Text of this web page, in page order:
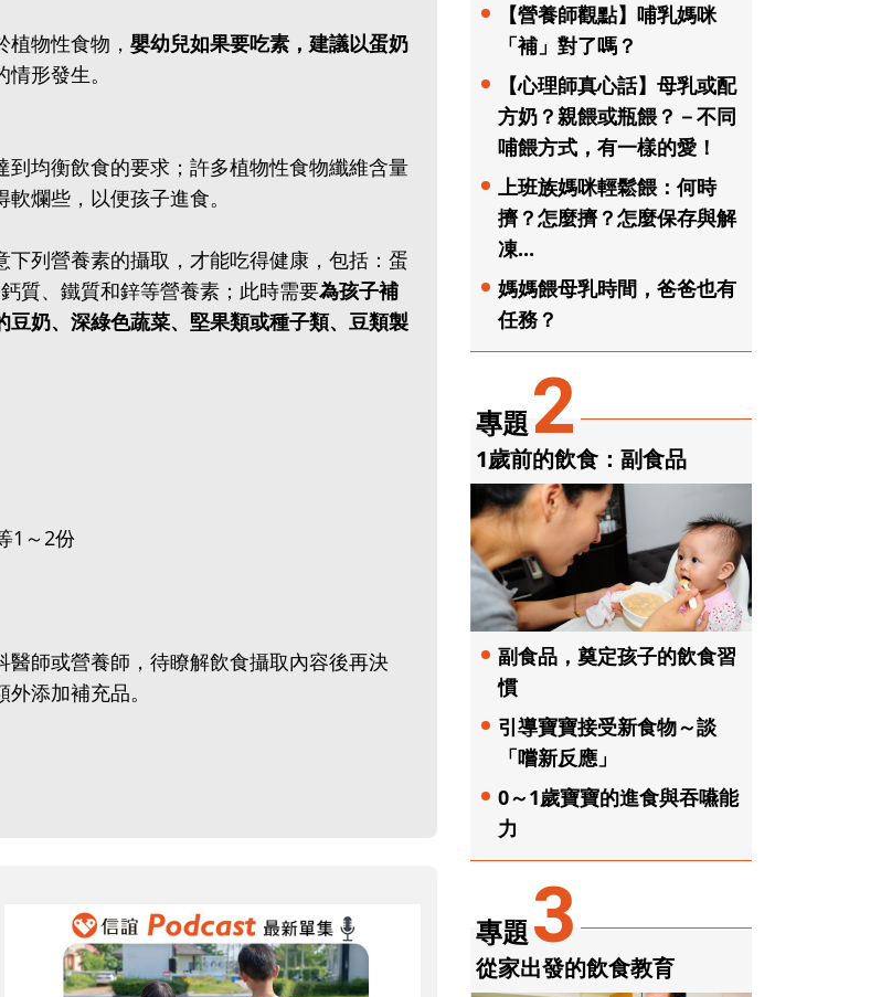
物性食物， 嬰幼兒如果要吃素，建議以蛋奶
形發生。
均衡飲食的要求；許多植物性食物纖維含量
爛些，以便孩子進食。
列營養素的攝取，才能吃得健康，包括：蛋
質、鐵質和鋅等營養素；此時需要為孩子補
奶、深綠色蔬菜、堅果類或種子類、豆類製
1～2份
師或營養師，待瞭解飲食攝取內容後再決
添加補充品。
【營養師觀點】哺乳媽咪
「補」對了嗎？
【心理師真心話】母乳或配
方奶？親餵或瓶餵？－不同
哺餵方式，有一樣的愛！
上班族媽咪輕鬆餵：何時
擠？怎麼擠？怎麼保存與解
凍...
媽媽餵母乳時間，爸爸也有
任務？
專題2
1歲前的飲食：副食品
副食品，奠定孩子的飲食習
慣
引導寶寶接受新食物～談
「嚐新反應」
0～1歲寶寶的進食與吞嚥能
力
專題3
從家出發的飲食教育